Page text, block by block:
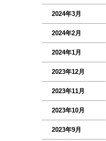
2024年3月
2024年2月
2024年1月
2023年12月
2023年11月
2023年10月
2023年9月